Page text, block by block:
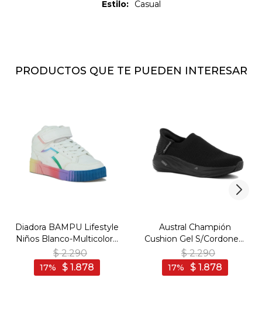
Estilo
Casual
PRODUCTOS QUE TE PUEDEN INTERESAR
Diadora BAMPU Lifestyle
Niños Blanco-Multicolor -
Blanco-Multicolor
$ 2.290
$ 1.878
17
Austral Champión
Cushion Gel S/Cordones/
Hombre - Negro - Negro
$ 2.290
$ 1.878
17